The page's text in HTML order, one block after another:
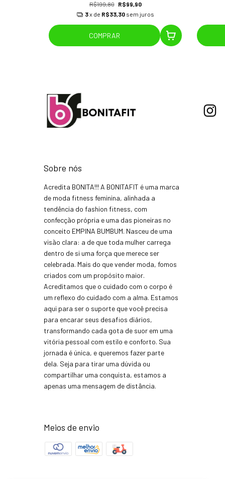
R$199,80
R$99,90
3x de R$33,30 sem juros
COMPRAR
Sobre nós
Acredita BONITA!!! A BONITAFIT é uma marca
de moda fitness feminina, alinhada a
tendência do fashion fitness, com
confecção própria e uma das pioneiras no
conceito EMPINA BUMBUM. Nasceu de uma
visão clara: a de que toda mulher carrega
dentro de si uma força que merece ser
celebrada. Mais do que vender moda, fomos
criados com um propósito maior.
Acreditamos que o cuidado com o corpo é
um reflexo do cuidado com a alma. Estamos
aqui para ser o suporte que você precisa
para encarar seus desafios diários,
transformando cada gota de suor em uma
vitória pessoal com estilo e conforto. Sua
jornada é única, e queremos fazer parte
dela. Seja para tirar uma dúvida ou
compartilhar uma conquista, estamos a
apenas uma mensagem de distância.
Meios de envio